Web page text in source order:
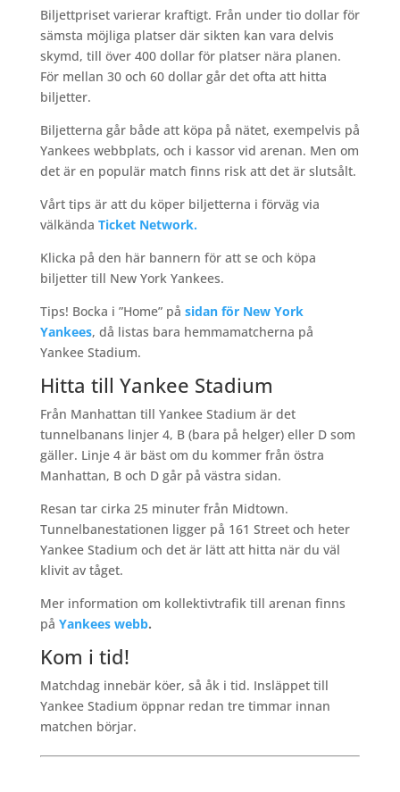
Biljettpriset varierar kraftigt. Från under tio dollar för
sämsta möjliga platser där sikten kan vara delvis
skymd, till över 400 dollar för platser nära planen.
För mellan 30 och 60 dollar går det ofta att hitta
biljetter.
Biljetterna går både att köpa på nätet, exempelvis på
Yankees webbplats, och i kassor vid arenan. Men om
det är en populär match finns risk att det är slutsålt.
Vårt tips är att du köper biljetterna i förväg via
välkända Ticket Network.
Klicka på den här bannern för att se och köpa
biljetter till New York Yankees.
Tips! Bocka i ”Home” på sidan för New York
Yankees, då listas bara hemmamatcherna på
Yankee Stadium.
Hitta till Yankee Stadium
Från Manhattan till Yankee Stadium är det
tunnelbanans linjer 4, B (bara på helger) eller D som
gäller. Linje 4 är bäst om du kommer från östra
Manhattan, B och D går på västra sidan.
Resan tar cirka 25 minuter från Midtown.
Tunnelbanestationen ligger på 161 Street och heter
Yankee Stadium och det är lätt att hitta när du väl
klivit av tåget.
Mer information om kollektivtrafik till arenan finns
på Yankees webb.
Kom i tid!
Matchdag innebär köer, så åk i tid. Insläppet till
Yankee Stadium öppnar redan tre timmar innan
matchen börjar.